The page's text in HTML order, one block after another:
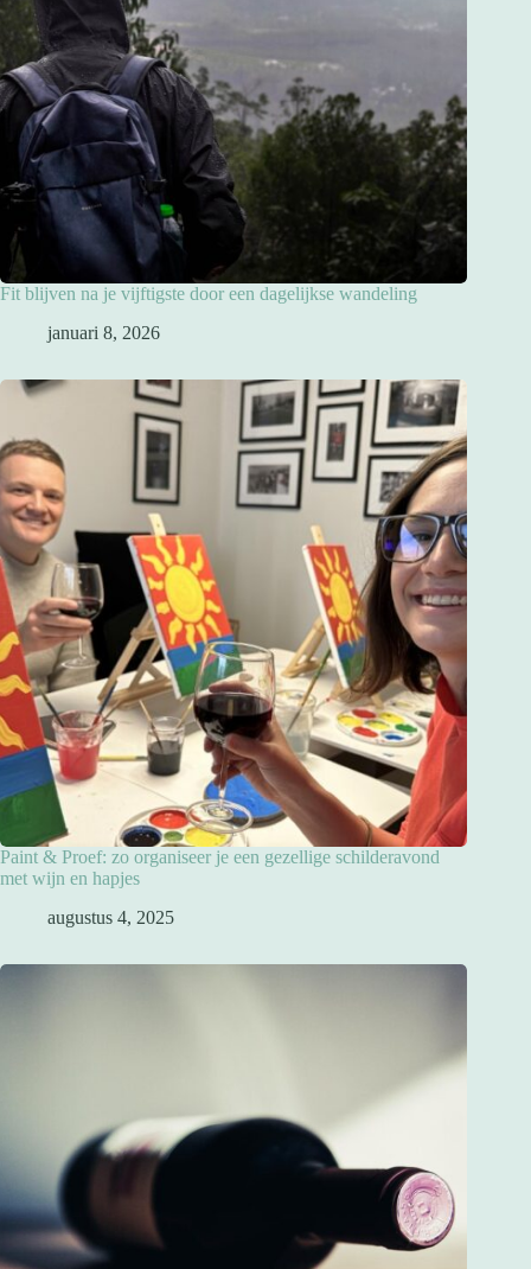
Fit blijven na je vijftigste door een dagelijkse wandeling
januari 8, 2026
Paint & Proef: zo organiseer je een gezellige schilderavond
met wijn en hapjes
augustus 4, 2025